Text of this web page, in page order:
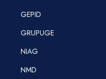
GEPID
GRUPUGE
NIAG
NMD